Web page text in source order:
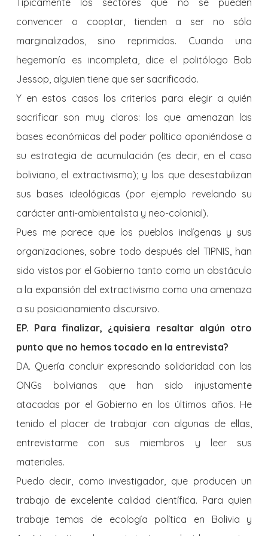
Típicamente los sectores que no se pueden
convencer o cooptar, tienden a ser no sólo
marginalizados, sino reprimidos. Cuando una
hegemonía es incompleta, dice el politólogo Bob
Jessop, alguien tiene que ser sacrificado.
Y en estos casos los criterios para elegir a quién
sacrificar son muy claros: los que amenazan las
bases económicas del poder político oponiéndose a
su estrategia de acumulación (es decir, en el caso
boliviano, el extractivismo); y los que desestabilizan
sus bases ideológicas (por ejemplo revelando su
carácter anti-ambientalista y neo-colonial).
Pues me parece que los pueblos indígenas y sus
organizaciones, sobre todo después del TIPNIS, han
sido vistos por el Gobierno tanto como un obstáculo
a la expansión del extractivismo como una amenaza
a su posicionamiento discursivo.
EP. Para finalizar, ¿quisiera resaltar algún otro
punto que no hemos tocado en la entrevista?
DA. Quería concluir expresando solidaridad con las
ONGs bolivianas que han sido injustamente
atacadas por el Gobierno en los últimos años. He
tenido el placer de trabajar con algunas de ellas,
entrevistarme con sus miembros y leer sus
materiales.
Puedo decir, como investigador, que producen un
trabajo de excelente calidad científica. Para quien
trabaje temas de ecología política en Bolivia y